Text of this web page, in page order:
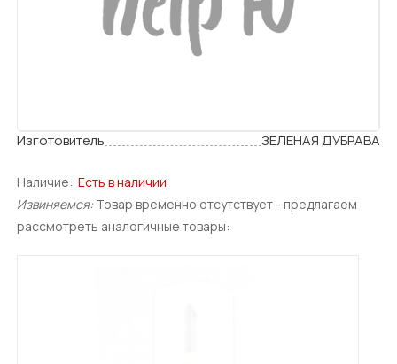
Изготовитель ЗЕЛЕНАЯ ДУБРАВА
Наличие: Есть в наличии
Извиняемся: Товар временно отсутствует - предлагаем
рассмотреть аналогичные товары: